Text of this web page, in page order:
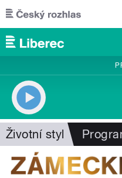
Přejít k hlavnímu obsahu
Životní styl